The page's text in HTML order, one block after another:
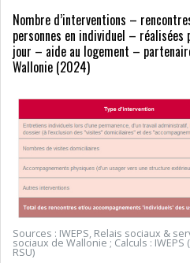
Nombre d’interventions –
personnes en individuel – réalisées
jour – aide au logement –
Wallonie (2024)
Sources : IWEPS, Relais sociaux &
sociaux de Wallonie ; Calculs :
RSU)